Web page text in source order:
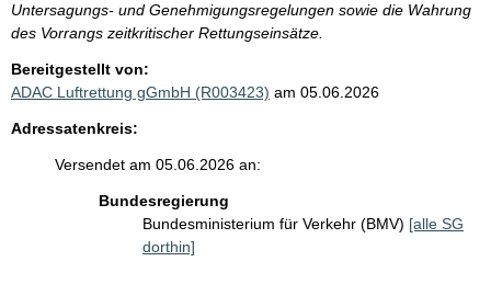
Untersagungs- und Genehmigungsregelungen sowie die Wahrung
des Vorrangs zeitkritischer Rettungseinsätze.
Bereitgestellt von:
ADAC Luftrettung gGmbH (R003423) am 05.06.2026
Adressatenkreis:
Versendet am 05.06.2026 an:
Bundesregierung
Bundesministerium für Verkehr (BMV) [alle SG
dorthin]